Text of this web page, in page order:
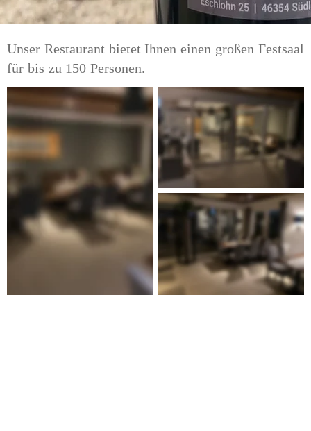
Unser Restaurant bietet Ihnen einen großen Festsaal
für bis zu 150 Personen.